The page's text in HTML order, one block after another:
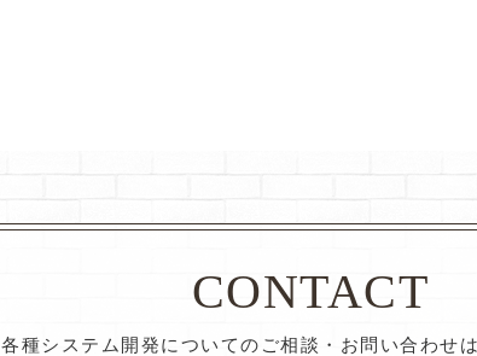
CONTACT
各種システム開発についてのご相談・お問い合わせ